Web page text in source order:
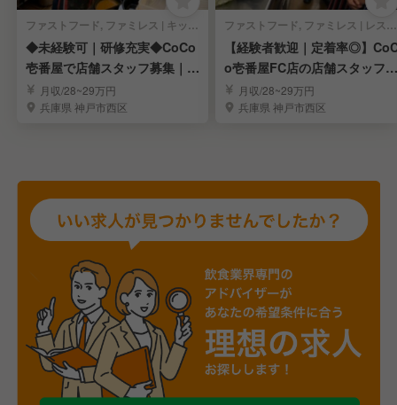
ファストフード, ファミレス | キッチンスタッフ
◆未経験可｜研修充実◆CoCo
壱番屋で店舗スタッフ募集｜や
りがい◎
月収/28~29万円
兵庫県 神戸市西区
ファストフード, ファミレス | レストランサービス・ホールスタッフ
【経験者歓迎｜定着率◎】
o壱番屋FC店の店舗スタッフ募
集！月収/28~29万円
兵庫県 神戸市西区